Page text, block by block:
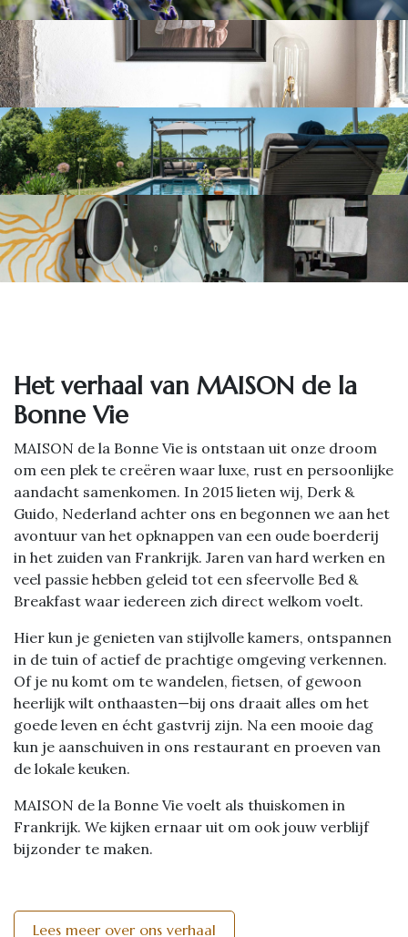
Het ve​rhaal van MAISON de la
Bonne Vie
MAISON de la Bonne Vie is ontstaan uit onze droom
om een plek te creëren waar luxe, rust en persoonlijke
aandacht samenkomen. In 2015 lieten wij, Derk &
Guido, Nederland achter ons en begonnen we aan het
avontuur van het opknappen van een oude boerderij
in het zuiden van Frankrijk. Jaren van hard werken en
veel passie hebben geleid tot een sfeervolle Bed &
Breakfast waar iedereen zich direct welkom voelt.
Hier kun je genieten van stijlvolle kamers, ontspannen
in de tuin of actief de prachtige omgeving verkennen.
Of je nu komt om te wandelen, fietsen, of gewoon
heerlijk wilt onthaasten—bij ons draait alles om het
goede leven en écht gastvrij zijn. Na een mooie dag
kun je aanschuiven in ons restaurant en proeven van
de lokale keuken.
MAISON de la Bonne Vie voelt als thuiskomen in
Frankrijk. We kijken ernaar uit om ook jouw verblijf
bijzonder te maken.
Lees meer over ons verhaal